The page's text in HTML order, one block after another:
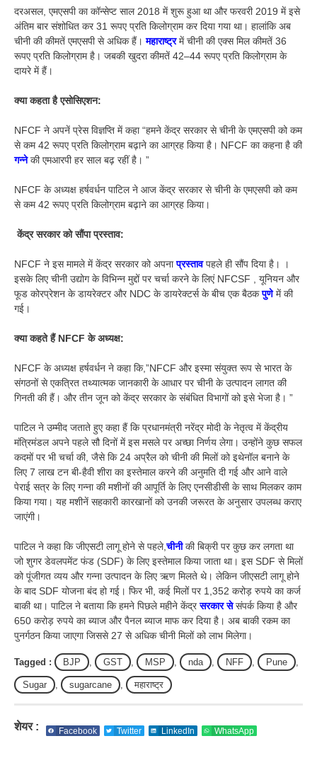
दरअसल, एमएसपी का कॉन्सेप्ट साल 2018 में शुरू हुआ था और फरवरी 2019 में इसे
अंतिम बार संशोधित कर 31 रूपए प्रति किलोग्राम कर दिया गया था। हालांकि अब
चीनी की कीमतें एमएसपी से अधिक हैं।महाराष्ट्र में चीनी की एक्स मिल कीमतें 36
रूपए प्रति किलोग्राम है। जबकी खुदरा कीमतें 42–44 रूपए प्रति किलोग्राम के
दायरे में हैं।
क्या कहता है एसोसिएशन:
NFCF ने अपनें प्रेस विज्ञप्ति में कहा “हमने केंद्र सरकार से चीनी के एमएसपी को कम
से कम 42 रूपए प्रति किलोग्राम बढ़ाने का आग्रह किया है। NFCF का कहना है की
गन्नेकी एमआरपी हर साल बढ़ रहीं है। ”
NFCF के अध्यक्ष हर्षवर्धन पाटिल ने आज केंद्र सरकार से चीनी के एमएसपी को कम
से कम 42 रूपए प्रति किलोग्राम बढ़ाने का आग्रह किया।
केंद्र सरकार को सौंपा प्रस्ताव:
NFCF ने इस मामले में केंद्र सरकार को अपनाप्रस्ताव पहले ही सौंप दिया है। ।
इसके लिए चीनी उद्योग के विभिन्न मुद्दों पर चर्चा करने के लिएं NFCSF , यूनियन और
फूड कोरप्रेशन के डायरेक्टर और NDC के डायरेक्टर्स के बीच एक बैठकपुणेमें की
गई।
क्या कहते हैं NFCF के अध्यक्ष:
NFCF के अध्यक्ष हर्षवर्धन ने कहा कि,”NFCF और इस्मा संयुक्त रूप से भारत के
संगठनों से एकत्रित तथ्यात्मक जानकारी के आधार पर चीनी के उत्पादन लागत की
गिनती की हैं। और तीन जून को केंद्र सरकार के संबंधित विभागों को इसे भेजा है। ”
पाटिल ने उम्मीद जताते हुए कहा हैं कि प्रधानमंत्री नरेंद्र मोदी के नेतृत्व में केंद्रीय
मंत्रिमंडल अपने पहले सौ दिनों में इस मसले पर अच्छा निर्णय लेगा। उन्होंने कुछ सफल
कदमों पर भी चर्चा की, जैसे कि 24 अप्रैल को चीनी की मिलों को इथेनॉल बनाने के
लिए 7 लाख टन बी-हैवी शीरा का इस्तेमाल करने की अनुमति दी गई और आने वाले
पेराई सत्र के लिए गन्ना की मशीनों की आपूर्ति के लिए एनसीडीसी के साथ मिलकर काम
किया गया। यह मशीनें सहकारी कारखानों को उनकी जरूरत के अनुसार उपलब्ध कराए
जाएंगी।
पाटिल ने कहा कि जीएसटी लागू होने से पहले,चीनी की बिक्री पर कुछ कर लगता था
जो शुगर डेवलपमेंट फंड (SDF) के लिए इस्तेमाल किया जाता था। इस SDF से मिलों
को पूंजीगत व्यय और गन्ना उत्पादन के लिए ऋण मिलते थे। लेकिन जीएसटी लागू होने
के बाद SDF योजना बंद हो गई। फिर भी, कई मिलों पर 1,352 करोड़ रुपये का कर्ज
बाकी था। पाटिल ने बताया कि हमने पिछले महीने केंद्रसरकार सेसंपर्क किया है और
650 करोड़ रुपये का ब्याज और पैनल ब्याज माफ कर दिया है। अब बाकी रकम का
पुनर्गठन किया जाएगा जिससे 27 से अधिक चीनी मिलों को लाभ मिलेगा।
Tagged : BJP , GST , MSP , nda , NFF , Pune ,
Sugar , sugarcane , महाराष्ट्र
शेयर : Facebook Twitter LinkedIn WhatsApp